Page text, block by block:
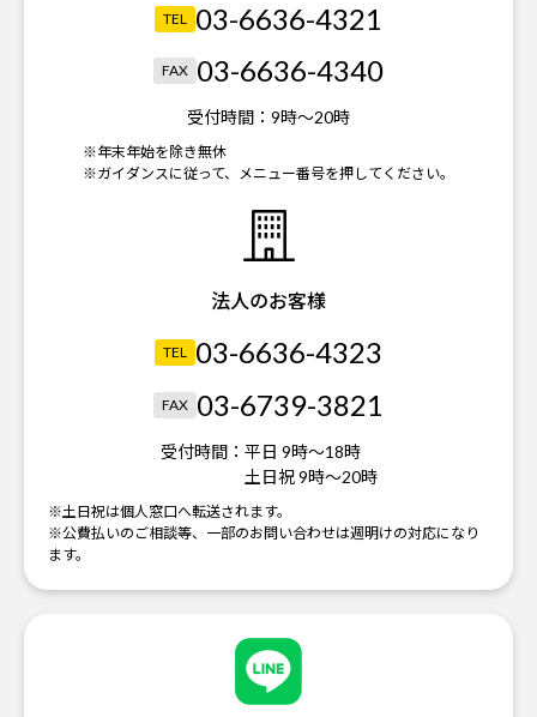
TEL 03-6636-4321
FAX 03-6636-4340
受付時間： 9時～20時
※年末年始を除き無休
※ガイダンスに従って、メニュー番号を押してください。
法人のお客様
TEL 03-6636-4323
FAX 03-6739-3821
受付時間： 平日 9時～18時
土日祝 9時～20時
※土日祝は個人窓口へ転送されます。
※公費払いのご相談等、一部のお問い合わせは週明けの対応になり
ます。